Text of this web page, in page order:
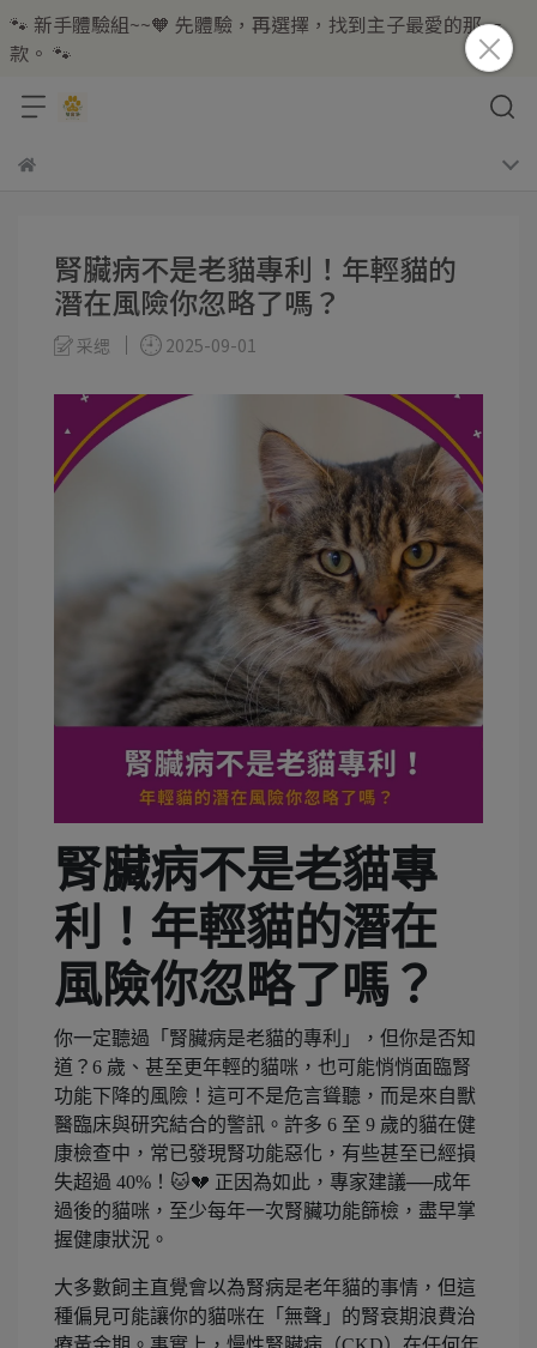
🐾 新手體驗組~~🧡 先體驗，再選擇，找到主子最愛的那一
款。 🐾
腎臟病不是老貓專利！年輕貓的
潛在風險你忽略了嗎？
采缌 2025-09-01
腎臟病不是老貓專
利！年輕貓的潛在
風險你忽略了嗎？
你一定聽過「腎臟病是老貓的專利」，但你是否知
道？6 歲、甚至更年輕的貓咪，也可能悄悄面臨腎
功能下降的風險！這可不是危言聳聽，而是來自獸
醫臨床與研究結合的警訊。許多 6 至 9 歲的貓在健
康檢查中，常已發現腎功能惡化，有些甚至已經損
失超過 40%！🐱💔 正因為如此，專家建議──成年
過後的貓咪，至少每年一次腎臟功能篩檢，盡早掌
握健康狀況。
大多數飼主直覺會以為腎病是老年貓的事情，但這
種偏見可能讓你的貓咪在「無聲」的腎衰期浪費治